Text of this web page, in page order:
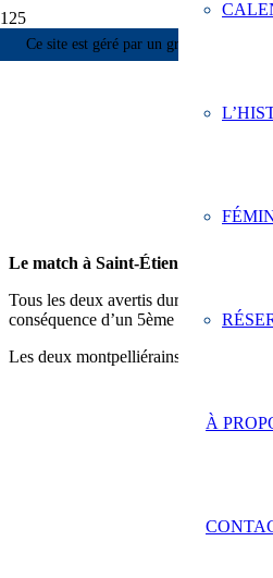
Ce site est géré par un groupe de
À
Wojto
11 FÉV À 22H34
[discipline] Deux
Le match à Saint-Étienne aura
Tous les deux avertis durant la
conséquence d’un 5ème carton jaune
Les deux montpelliérains seront ainsi